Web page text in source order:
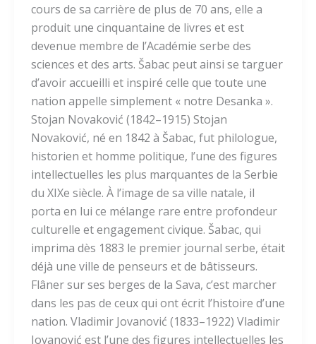
cours de sa carrière de plus de 70 ans, elle a
produit une cinquantaine de livres et est
devenue membre de l’Académie serbe des
sciences et des arts. Šabac peut ainsi se targuer
d’avoir accueilli et inspiré celle que toute une
nation appelle simplement « notre Desanka ».
Stojan Novaković (1842–1915) Stojan
Novaković, né en 1842 à Šabac, fut philologue,
historien et homme politique, l’une des figures
intellectuelles les plus marquantes de la Serbie
du XIXe siècle. À l’image de sa ville natale, il
porta en lui ce mélange rare entre profondeur
culturelle et engagement civique. Šabac, qui
imprima dès 1883 le premier journal serbe, était
déjà une ville de penseurs et de bâtisseurs.
Flâner sur ses berges de la Sava, c’est marcher
dans les pas de ceux qui ont écrit l’histoire d’une
nation. Vladimir Jovanović (1833–1922) Vladimir
Jovanović est l’une des figures intellectuelles les